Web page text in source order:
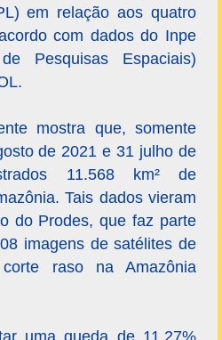
em relação aos quatro
com dados do Inpe
Pesquisas Espaciais)
mostra que, somente
de 2021 e 31 julho de
11.568 km² de
Tais dados vieram
do Prodes, que faz parte
imagens de satélites de
raso na Amazônia